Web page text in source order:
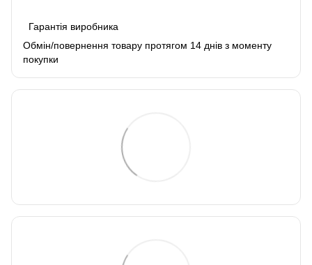
Гарантія виробника
Обмін/повернення товару протягом 14 днів з моменту
покупки